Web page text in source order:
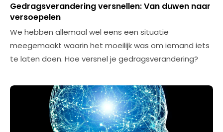
Gedragsverandering versnellen: Van duwen naar
versoepelen
We hebben allemaal wel eens een situatie
meegemaakt waarin het moeilijk was om iemand iets
te laten doen. Hoe versnel je gedragsverandering?